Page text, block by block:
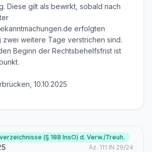
Diese gilt als bewirkt, sobald nach
erfolgten
zwei weitere Tage verstrichen sind.
Beginn der Rechtsbehelfsfrist ist
10.10.2025
(§ 188 InsO) d. Verw./Treuh.
Az. 111 IN 29/24